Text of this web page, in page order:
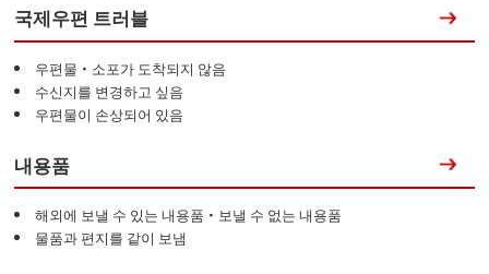
국제우편 트러블
우편물・소포가 도착되지 않음
수신지를 변경하고 싶음
우편물이 손상되어 있음
내용품
해외에 보낼 수 있는 내용품・보낼 수 없는 내용품
물품과 편지를 같이 보냄